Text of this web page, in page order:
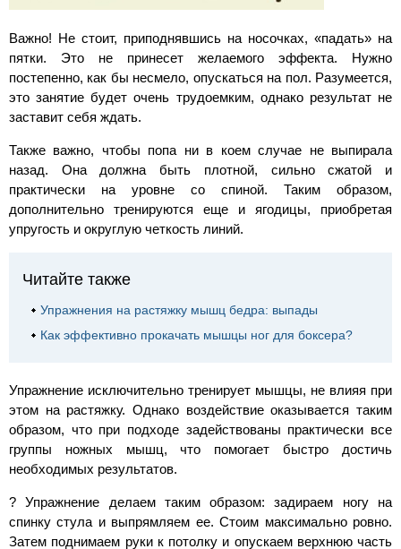
Важно! Не стоит, приподнявшись на носочках, «падать» на
пятки. Это не принесет желаемого эффекта. Нужно
постепенно, как бы несмело, опускаться на пол. Разумеется,
это занятие будет очень трудоемким, однако результат не
заставит себя ждать.
Также важно, чтобы попа ни в коем случае не выпирала
назад. Она должна быть плотной, сильно сжатой и
практически на уровне со спиной. Таким образом,
дополнительно тренируются еще и ягодицы, приобретая
упругость и округлую четкость линий.
Читайте также
Упражнения на растяжку мышц бедра: выпады
Как эффективно прокачать мышцы ног для боксера?
Упражнение исключительно тренирует мышцы, не влияя при
этом на растяжку. Однако воздействие оказывается таким
образом, что при подходе задействованы практически все
группы ножных мышц, что помогает быстро достичь
необходимых результатов.
? Упражнение делаем таким образом: задираем ногу на
спинку стула и выпрямляем ее. Стоим максимально ровно.
Затем поднимаем руки к потолку и опускаем верхнюю часть